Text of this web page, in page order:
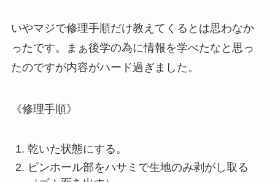
いやマジで修理手順だけ教えてくるとは思わなか
ったです。まぁ後学の為に情報を学べたなと思っ
たのですが内容がハード過ぎました。
《修理手順》
乾いた状態にする。
ピンホール部をハサミで生地のみ剥がし取る